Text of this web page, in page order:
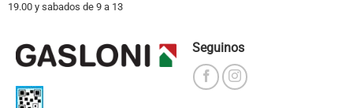
19.00 y sabados de 9 a 13
Seguinos